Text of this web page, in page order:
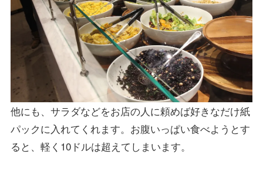
他にも、サラダなどをお店の人に頼めば好きなだけ紙
パックに入れてくれます。お腹いっぱい食べようとす
ると、軽く10ドルは超えてしまいます。